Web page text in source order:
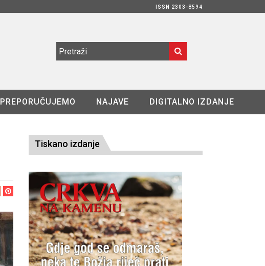
ISSN 2303-8594
PREPORUČUJEMO NAJAVE DIGITALNO IZDANJE
Tiskano izdanje